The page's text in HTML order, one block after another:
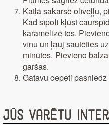
Katlā sakarsē olīveļļu,
Kad sīpoli kļūst
karamelizē tos.
vīnu un ļauj sautēties
minūtes. Pievieno
garšas.
Gatavu cepeti
Jūs varētu